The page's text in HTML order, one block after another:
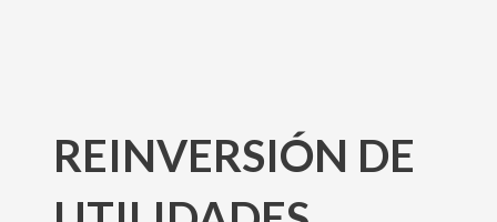
contenidoREINVERSIÓN DE